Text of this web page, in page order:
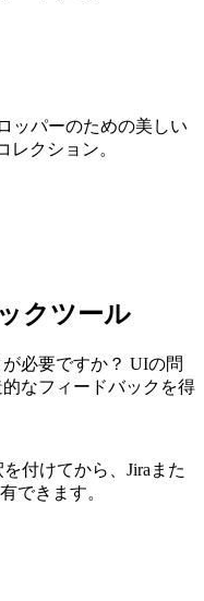
ッパーのための美しい
レクション。
クツール
必要ですか？ UIの問
なフィードバックを得
付けてから、Jiraまた
できます。